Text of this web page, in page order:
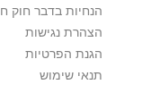
הנחיות בדבר חוק
הצהרת נגישות
הגנת הפרטיות
תנאי שימוש